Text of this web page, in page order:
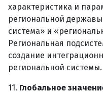
характеристика и
региональной
система» и
Региональная
создание
региональной системы.
11. Глобальное